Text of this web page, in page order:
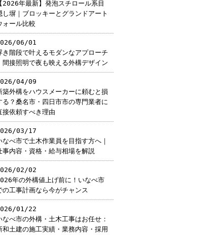
【2026年最新】発泡スチロール系目
し塀｜ブロッキーとグランドアート
ォール比較
06/01
き階段で叶えるモダンなアプローチ
間接照明で夜も映える外構デザイン
04/09
築外構をハウスメーカーに頼むと損
る？桑名市・四日市市の専門業者に
接依頼すべき理由
03/17
なべ市で土木作業員を目指す方へ｜
事内容・資格・給与相場を解説
02/02
年の外構値上げ前に！いなべ市
の工事計画なら今がチャンス
01/22
なべ市の外構・土木工事はお任せ：
和土建の施工実績・業務内容・採用